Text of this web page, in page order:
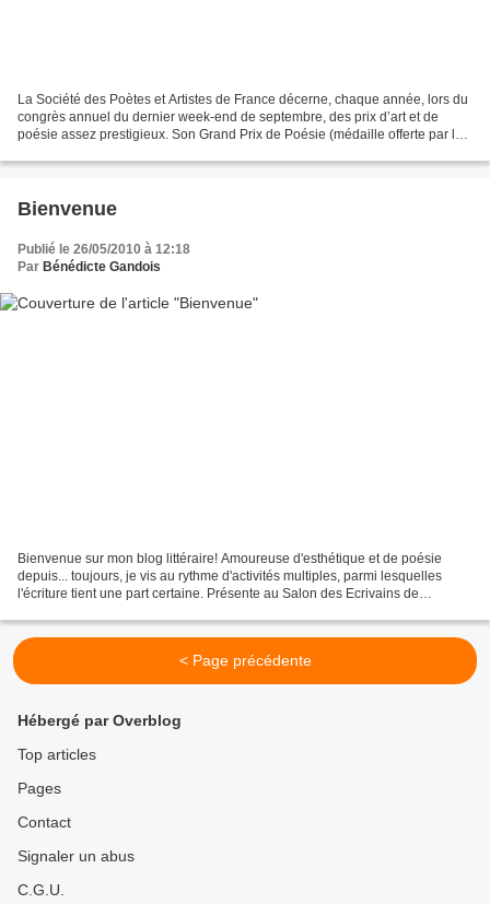
La Société des Poètes et Artistes de France décerne, chaque année, lors du
congrès annuel du dernier week-end de septembre, des prix d’art et de
poésie assez prestigieux. Son Grand Prix de Poésie (médaille offerte par le
Bienvenue
Publié le 26/05/2010 à 12:18
Par Bénédicte Gandois
Bienvenue sur mon blog littéraire! Amoureuse d'esthétique et de poésie
depuis... toujours, je vis au rythme d'activités multiples, parmi lesquelles
l'écriture tient une part certaine. Présente au Salon des Ecrivains de
< Page précédente
Hébergé par Overblog
Top articles
Pages
Contact
Signaler un abus
C.G.U.